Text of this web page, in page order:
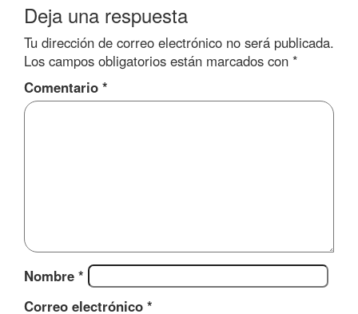
Deja una respuesta
Tu dirección de correo electrónico no será publicada.
Los campos obligatorios están marcados con *
Comentario *
Nombre *
Correo electrónico *